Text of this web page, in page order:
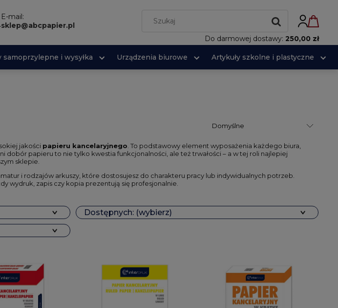
E-mail:
sklep@abcpapier.pl
Do darmowej dostawy: 250,00 zł
samoprzylepne i wysyłka Urządzenia biurowe Artykuły szkolne i plastyczne
jakości papieru kancelaryjnego . To podstawowy element wyposażenia każdego biura,
dobór papieru to nie tylko kwestia funkcjonalności, ale też trwałości – a w tej roli najlepiej
sklepie.
i rodzajów arkuszy, które dostosujesz do charakteru pracy lub indywidualnych potrzeb.
wydruk, zapis czy kopia prezentują się profesjonalnie.
Dostępnych: (wybierz)